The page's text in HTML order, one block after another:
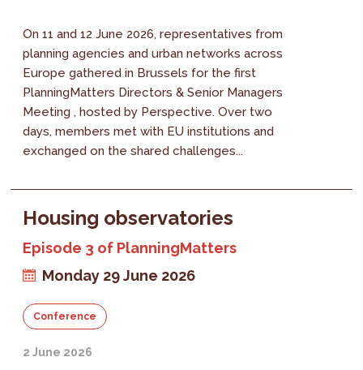
On 11 and 12 June 2026, representatives from
planning agencies and urban networks across
Europe gathered in Brussels for the first
PlanningMatters Directors & Senior Managers
Meeting , hosted by Perspective. Over two
days, members met with EU institutions and
exchanged on the shared challenges...
Housing observatories
Episode 3 of PlanningMatters
Monday 29 June 2026
Conference
2 June 2026